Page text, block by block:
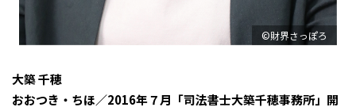
©財界さっぽろ
大築 千穂
おおつき・ちほ／2016年７月「司法書士大築千穂事務所」開